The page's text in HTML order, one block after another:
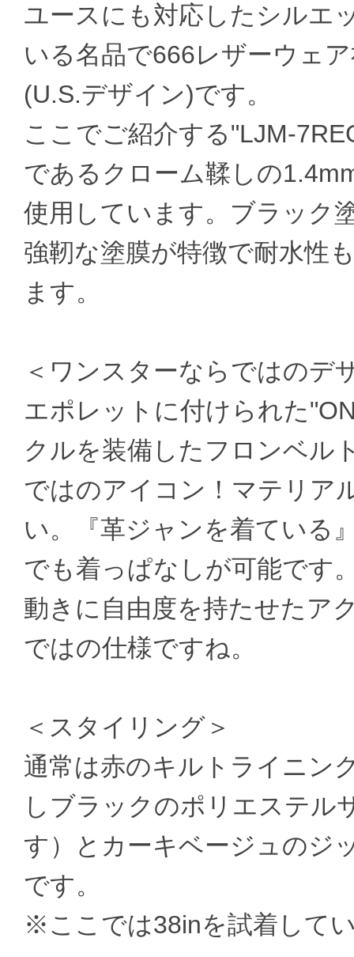
ユースにも対応したシルエ
いる名品で666レザーウェ
(U.S.デザイン)です。
ここでご紹介する"LJM-
であるクローム鞣しの
使用しています。ブラック
強靭な塗膜が特徴で耐水性
ます。
＜ワンスターならではのデ
エポレットに付けられた
クルを装備したフロンベル
ではのアイコン！マテリア
い。『革ジャンを着ている
でも着っぱなしが可能です
動きに自由度を持たせたア
ではの仕様ですね。
＜スタイリング＞
通常は赤のキルトライニン
しブラックのポリエステル
す）とカーキベージュのジ
です。
※ここでは38inを試着して